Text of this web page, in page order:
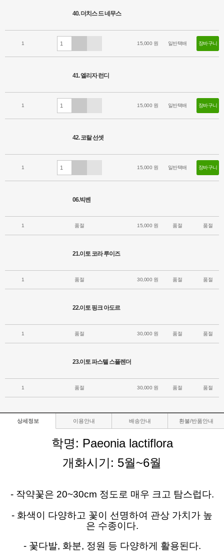
40. 더치스 드 네무스
1 15,000 원 일반택배 장바구니
41. 엘리자 런디
1 15,000 원 일반택배 장바구니
42. 코랄 선셋
1 15,000 원 일반택배 장바구니
06.빅벤
1 품절 15,000 원 품절 품절
21.이토 코라 루이즈
1 품절 30,000 원 품절 품절
22.이토 핑크 아도르
1 품절 30,000 원 품절 품절
23.이토 파스텔 스플렌더
1 품절 30,000 원 품절 품절
상세정보 이용안내 배송안내 환불/반품안내
학명: Paeonia lactiflora
개화시기 : 5월~6월
- 작약꽃은 20~30cm 정도로 매우 크고 탐스럽다.
- 화색이 다양하고 꽃이 선명하여 관상 가치가 높
은 수종이다.
- 꽃다발, 화분, 정원 등 다양하게 활용된다.